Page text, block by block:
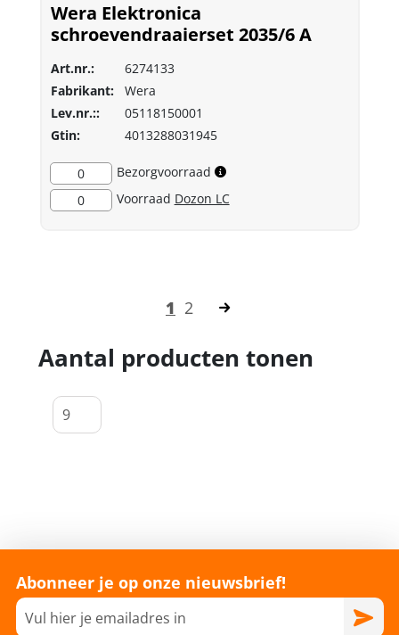
Wera Elektronica
schroevendraaierset 2035/6 A
Art.nr.:
6274133
Fabrikant:
Wera
Lev.nr.::
05118150001
Gtin:
4013288031945
0
Bezorgvoorraad
0
Voorraad Dozon LC
1 2
Aantal producten tonen
Abonneer je op onze nieuwsbrief!